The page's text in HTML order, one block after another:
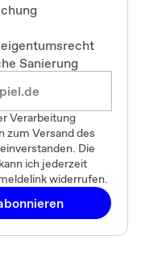
Sanierung
Verarbeitung
zum Versand des
Die
ich jederzeit
widerrufen.